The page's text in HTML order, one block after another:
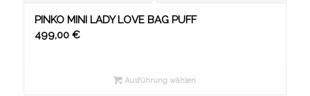
PINKO MINI LADY LOVE BAG PUFF
499,00 €
Ausführung wählen